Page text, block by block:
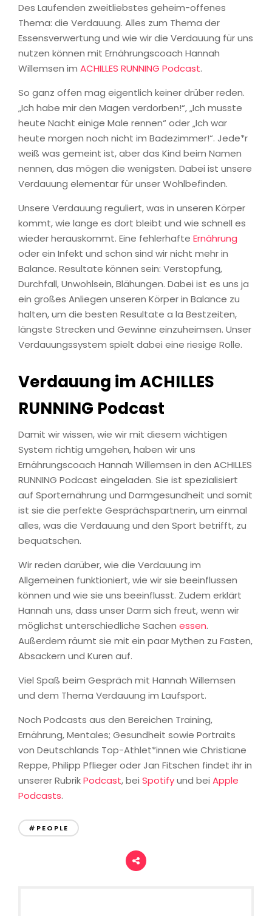
Des Laufenden zweitliebstes geheim-offenes
Thema: die Verdauung. Alles zum Thema der
Essensverwertung und wie wir die Verdauung für uns
nutzen können mit Ernährungscoach Hannah
Willemsen im ACHILLES RUNNING Podcast.
So ganz offen mag eigentlich keiner drüber reden.
„Ich habe mir den Magen verdorben!“, „Ich musste
heute Nacht einige Male rennen“ oder „Ich war
heute morgen noch nicht im Badezimmer!“. Jede*r
weiß was gemeint ist, aber das Kind beim Namen
nennen, das mögen die wenigsten. Dabei ist unsere
Verdauung elementar für unser Wohlbefinden.
Unsere Verdauung reguliert, was in unseren Körper
kommt, wie lange es dort bleibt und wie schnell es
wieder herauskommt. Eine fehlerhafte Ernährung
oder ein Infekt und schon sind wir nicht mehr in
Balance. Resultate können sein: Verstopfung,
Durchfall, Unwohlsein, Blähungen. Dabei ist es uns ja
ein großes Anliegen unseren Körper in Balance zu
halten, um die besten Resultate a la Bestzeiten,
längste Strecken und Gewinne einzuheimsen. Unser
Verdauungssystem spielt dabei eine riesige Rolle.
Verdauung im ACHILLES
RUNNING Podcast
Damit wir wissen, wie wir mit diesem wichtigen
System richtig umgehen, haben wir uns
Ernährungscoach Hannah Willemsen in den ACHILLES
RUNNING Podcast eingeladen. Sie ist spezialisiert
auf Sporternährung und Darmgesundheit und somit
ist sie die perfekte Gesprächspartnerin, um einmal
alles, was die Verdauung und den Sport betrifft, zu
bequatschen.
Wir reden darüber, wie die Verdauung im
Allgemeinen funktioniert, wie wir sie beeinflussen
können und wie sie uns beeinflusst. Zudem erklärt
Hannah uns, dass unser Darm sich freut, wenn wir
möglichst unterschiedliche Sachen essen.
Außerdem räumt sie mit ein paar Mythen zu Fasten,
Absackern und Kuren auf.
Viel Spaß beim Gespräch mit Hannah Willemsen
und dem Thema Verdauung im Laufsport.
Noch Podcasts aus den Bereichen Training,
Ernährung, Mentales; Gesundheit sowie Portraits
von Deutschlands Top-Athlet*innen wie Christiane
Reppe, Philipp Pflieger oder Jan Fitschen findet ihr in
unserer RubrikPodcast, bei Spotifyund bei Apple
Podcasts.
#PEOPLE